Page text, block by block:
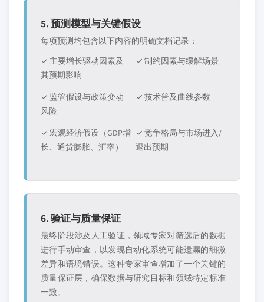
5. 预测模型与关键假设
每项预测均包含以下内容的明确文档记录：
✓ 主要增长驱动因素及
其预期影响
✓ 制约因素与缓解场景
✓ 监管假设与政策变动
风险
✓ 技术普及曲线参数
✓ 宏观经济假设（GDP增
长、通货膨胀、汇率）
✓ 竞争格局与市场进入/
退出预期
6. 验证与质量保证
最终阶段涉及人工验证，领域专家对筛选后的数据
进行手动审查，以发现自动化系统可能遗漏的细微
差异和语境错误。这种专家审查增加了一个关键的
质量保证层，确保数据与研究目标和领域特定标准
一致。